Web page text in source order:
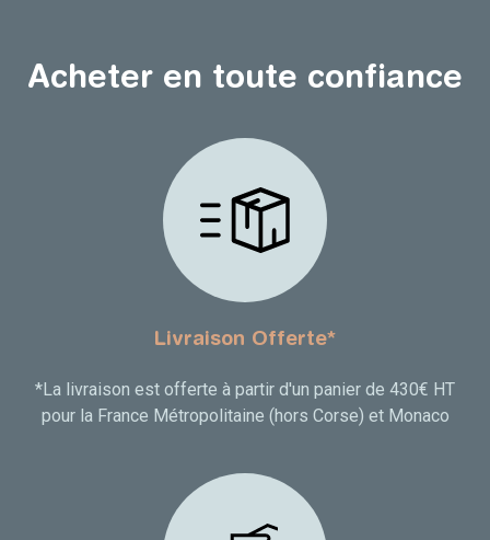
Acheter en toute confiance
Livraison Offerte*
*La livraison est offerte à partir d'un panier de 430€ HT
pour la France Métropolitaine (hors Corse) et Monaco